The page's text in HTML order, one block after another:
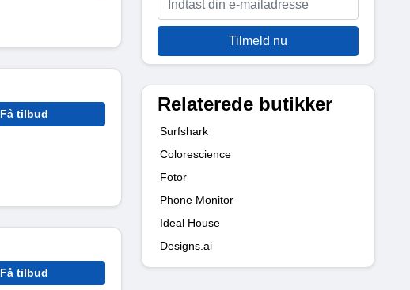
Få tilbud
Få tilbud
Tilmeld nu
Relaterede butikker
Surfshark
Colorescience
Fotor
Phone Monitor
Ideal House
Designs.ai